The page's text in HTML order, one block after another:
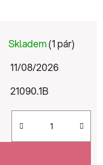
Skladem(1 pár)
11/08/2026
21090.1B